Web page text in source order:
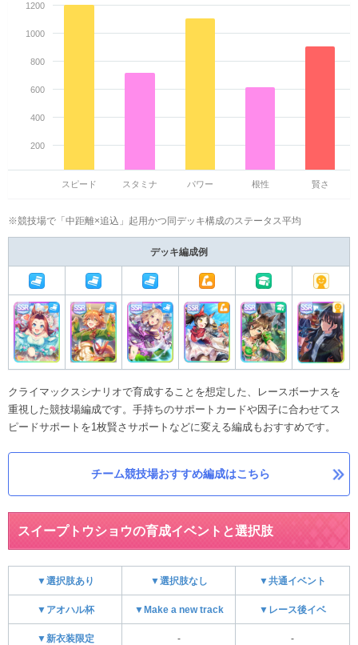
1200
1000
800
600
400
200
スピード スタミナ パワー 根性 賢さ
※競技場で「中距離×追込」起用かつ同デッキ構成のステータス平均
デッキ編成例
クライマックスシナリオで育成することを想定した、レースボーナスを
重視した競技場編成です。手持ちのサポートカードや因子に合わせてス
ピードサポートを1枚賢さサポートなどに変える編成もおすすめです。
チーム競技場おすすめ編成はこちら
スイープトウショウの育成イベントと選択肢
▼選択肢あり ▼選択肢なし ▼共通イベント
▼アオハル杯 ▼Make a new track ▼レース後イベ
▼新衣装限定 - -